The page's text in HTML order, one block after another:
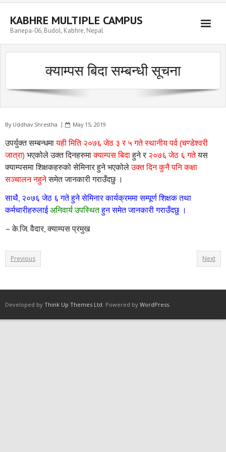
Skip
contentKABHRE MULTIPLE CAMPUS
Banepa-06, Budol, Kabhre, Nepal
क्याम्पस बिदा सम्बन्धी सूचना
By Uddhav Shrestha May 15, 2019
उपर्युक्त सम्बन्धमायही मिति २०७६ जेठ ३ र ५ गते स्थानीय पर्व (चण्डेश्वरी
जात्रा) भएकोले उक्त दिनहरुमाक्याम्पस बिदाहुने र २०७६ जेठ ६ गतेयस
क्याम्पसमा शिक्षकहरुको सेमिनार हुने भएकोलेउक्त दिन कुनै पनि कक्षा
सञ्चालन नहुनेसमेत जानकारी गराउँदछु ।
साथै, २०७६ जेठ ६ गते हुने सेमिनार कार्यक्रममा सम्पूर्ण शिक्षक तथा
कर्मचारीहरुलाईअनिवार्य उपस्थितहुन समेत जानकारी गराउँदछु ।
– के.जि. वैदार, क्याम्पस प्रमुख
Previous Next
Developed by Think Up Themes Ltd. Powered by WordPress.